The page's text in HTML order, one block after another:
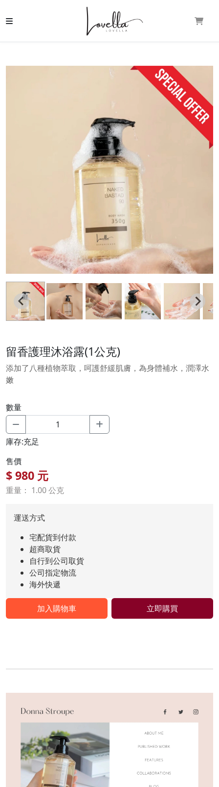
留香護理沐浴露(1公克)
添加了八種植物萃取，呵護舒緩肌膚，為身體補水，潤澤水
嫩
數量
庫存:充足
售價
$980 元
重量： 1.00 公克
運送方式
宅配貨到付款
超商取貨
自行到公司取貨
公司指定物流
海外快遞
加入購物車 立即購買